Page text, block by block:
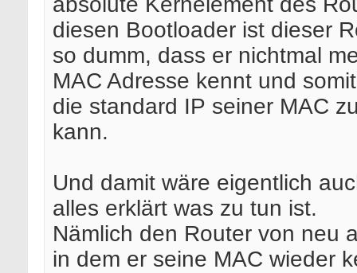
diesen Bootloader ist dieser
so dumm, dass er nichtmal
MAC Adresse kennt und
die standard IP seiner MAC
kann.
Und damit wäre eigentlich
alles erklärt was zu tun ist.
Nämlich den Router von neu
in dem er seine MAC wieder